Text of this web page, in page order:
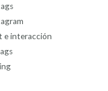
e interacción